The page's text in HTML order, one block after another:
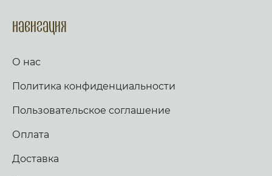
Навигация
О нас
Политика конфиденциальности
Пользовательское соглашение
Оплата
Доставка